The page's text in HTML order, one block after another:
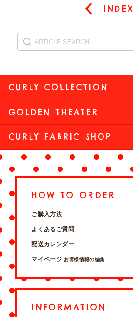
INDEX
CURLY COLLECTION
GOLDEN THEATER
CURLY FABRIC SHOP
HOW TO ORDER
ご購入方法
よくあるご質問
配送カレンダー
マイページ お客様情報の編集
INFORMATION